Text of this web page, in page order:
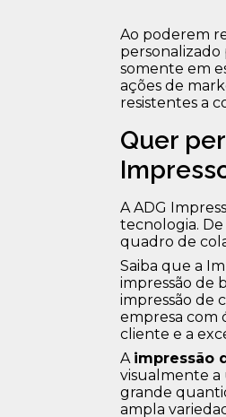
Ao poderem
personalizado
somente em
ações de
resistentes a
Quer
A ADG
tecnologia.
quadro de
Saiba que a
impressão de
impressão de
empresa com
cliente e a
A impressão
visualmente a
grande
ampla